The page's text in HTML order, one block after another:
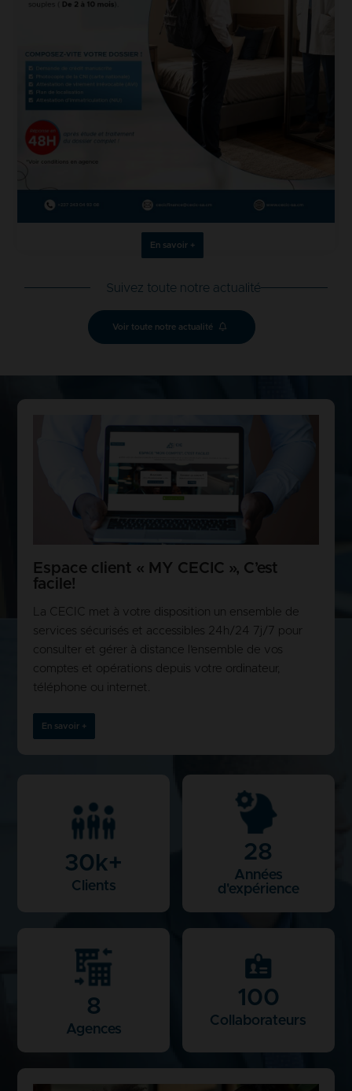
En savoir +
Suivez toute notre actualité
Voir toute notre actualité
Espace client « MY CECIC », C’est
facile!
La CECIC met à votre disposition un ensemble de
services sécurisés et accessibles 24h/24 7j/7 pour
consulter et gérer à distance l’ensemble de vos
comptes et opérations depuis votre ordinateur,
téléphone ou internet.
En savoir +
30 k+
Clients
28
Années
d'expérience
8
Agences
100
Collaborateurs